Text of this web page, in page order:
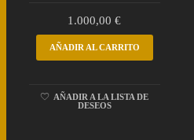
1.000,00€
AÑADIR AL CARRITO
AÑADIR A LA LISTA DE
DESEOS